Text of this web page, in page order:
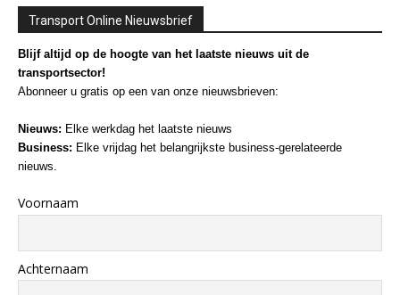
Transport Online Nieuwsbrief
Blijf altijd op de hoogte van het laatste nieuws uit de
transportsector!
Abonneer u gratis op een van onze nieuwsbrieven:
Nieuws: Elke werkdag het laatste nieuws
Business: Elke vrijdag het belangrijkste business-gerelateerde
nieuws.
Voornaam
Achternaam